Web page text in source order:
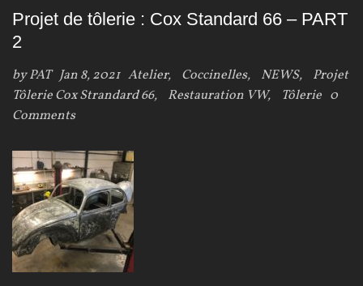
Projet de tôlerie : Cox Standard 66 – PART
2
byPAT Jan 8, 2021 Atelier, Coccinelles, NEWS,
Projet
Tôlerie Cox Strandard 66, Restauration VW, Tôlerie 0
Comments